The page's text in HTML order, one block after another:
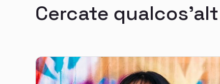
Cercate